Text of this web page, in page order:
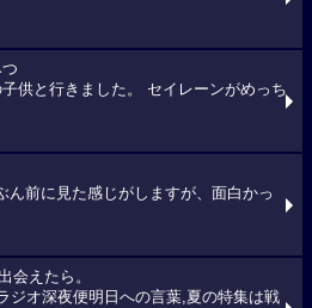
供と行きました。 セイレーンがめっち
ん前に見た感じがしますが、面白かっ
会えたら。
ジオ深夜便明日への言葉,夏の特集は戦